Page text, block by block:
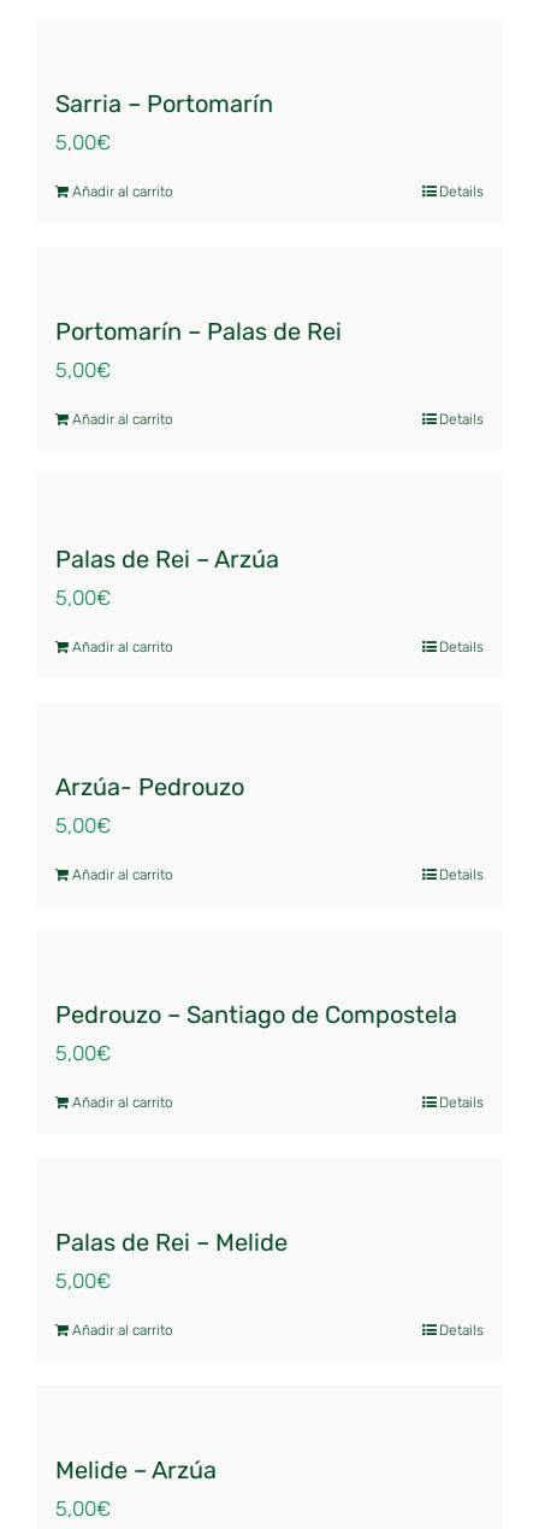
Sarria – Portomarín
5,00€
Añadir al carrito Details
Portomarín – Palas de Rei
5,00€
Añadir al carrito Details
Palas de Rei – Arzúa
5,00€
Añadir al carrito Details
Arzúa- Pedrouzo
5,00€
Añadir al carrito Details
Pedrouzo – Santiago de Compostela
5,00€
Añadir al carrito Details
Palas de Rei – Melide
5,00€
Añadir al carrito Details
Melide – Arzúa
5,00€